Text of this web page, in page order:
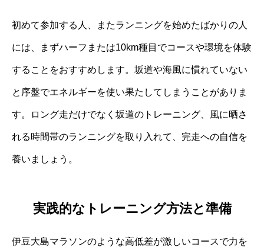
初めて参加する人、またランニングを始めたばかりの人
には、まずハーフまたは10km種目でコースや環境を体験
することをおすすめします。坂道や海風に慣れていない
と序盤でエネルギーを使い果たしてしまうことがありま
す。ロング走だけでなく坂道のトレーニング、風に晒さ
れる時間帯のランニングを取り入れて、完走への自信を
養いましょう。
実践的なトレーニング方法と準備
伊豆大島マラソンのような高低差が激しいコースで力を